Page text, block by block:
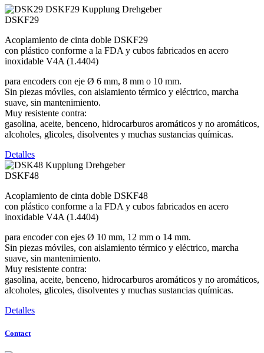
DSKF29
Acoplamiento de cinta doble DSKF29
con plástico conforme a la FDA y cubos fabricados en acero
inoxidable V4A (1.4404)
para encoders con eje Ø 6 mm, 8 mm o 10 mm.
Sin piezas móviles, con aislamiento térmico y eléctrico, marcha
suave, sin mantenimiento.
Muy resistente contra:
gasolina, aceite, benceno, hidrocarburos aromáticos y no aromáticos,
alcoholes, glicoles, disolventes y muchas sustancias químicas.
Detalles
DSKF48
Acoplamiento de cinta doble DSKF48
con plástico conforme a la FDA y cubos fabricados en acero
inoxidable V4A (1.4404)
para encoder con ejes Ø 10 mm, 12 mm o 14 mm.
Sin piezas móviles, con aislamiento térmico y eléctrico, marcha
suave, sin mantenimiento.
Muy resistente contra:
gasolina, aceite, benceno, hidrocarburos aromáticos y no aromáticos,
alcoholes, glicoles, disolventes y muchas sustancias químicas.
Detalles
Contact